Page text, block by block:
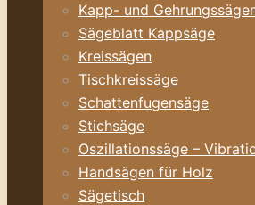
Kapp- und
Sägeblatt Kappsäge
Kreissägen
Tischkreissäge
Schattenfugensäge
Stichsäge
Oszillationssäge –
Handsägen für Holz
Sägetisch